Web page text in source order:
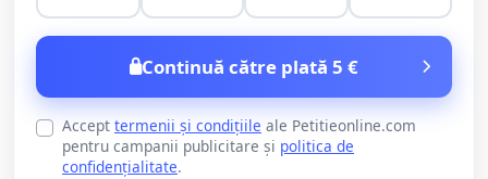
Continuă către plată 5 €
Accept termenii și condițiile ale Petitieonline.com
pentru campanii publicitare și politica de
confidențialitate.